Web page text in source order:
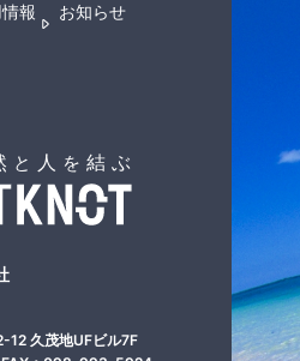
報 お知らせ
12 久茂地UFビル7F